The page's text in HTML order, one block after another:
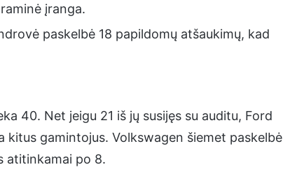
įranga.
paskelbė 18 papildomų atšaukimų, kad
40. Net jeigu 21 iš jų susijęs su auditu, Ford
kitus gamintojus. Volkswagen šiemet paskelbė
atitinkamai po 8.